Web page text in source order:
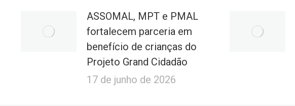
ASSOMAL, MPT e PMAL
fortalecem parceria em
benefício de crianças do
Projeto Grand Cidadão
17 de junho de 2026